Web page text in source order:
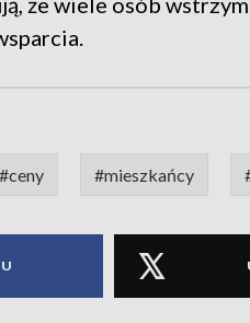
#ceny #mieszkańcy